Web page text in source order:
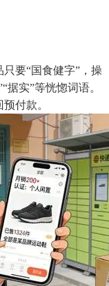
要“国食健字”，操
实”等恍惚词语。
付款。